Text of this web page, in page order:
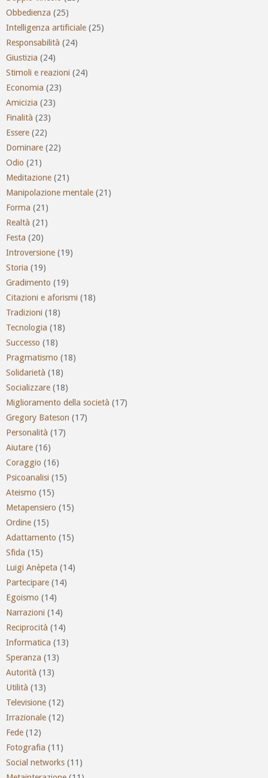
Obbedienza (25)
Intelligenza artificiale (25)
Responsabilità (24)
Giustizia (24)
Stimoli e reazioni (24)
Economia (23)
Amicizia (23)
Finalità (23)
Essere (22)
Dominare (22)
Odio (21)
Meditazione (21)
Manipolazione mentale (21)
Forma (21)
Realtà (21)
Festa (20)
Introversione (19)
Storia (19)
Gradimento (19)
Citazioni e aforismi (18)
Tradizioni (18)
Tecnologia (18)
Successo (18)
Pragmatismo (18)
Solidarietà (18)
Socializzare (18)
Miglioramento della società (17)
Gregory Bateson (17)
Personalità (17)
Aiutare (16)
Coraggio (16)
Psicoanalisi (15)
Ateismo (15)
Metapensiero (15)
Ordine (15)
Adattamento (15)
Sfida (15)
Luigi Anèpeta (14)
Partecipare (14)
Egoismo (14)
Narrazioni (14)
Reciprocità (14)
Informatica (13)
Speranza (13)
Autorità (13)
Utilità (13)
Televisione (12)
Irrazionale (12)
Fede (12)
Fotografia (11)
Social networks (11)